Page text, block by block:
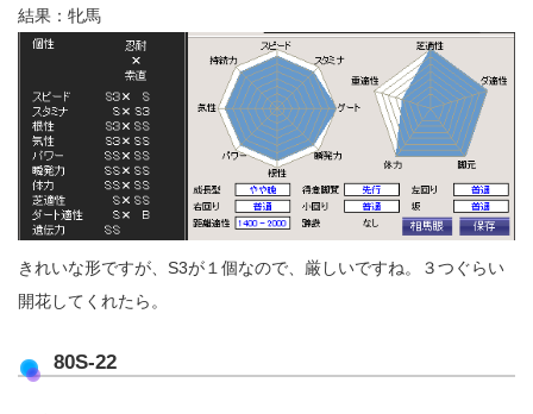
結果：牝馬
きれいな形ですが、S3が１個なので、厳しいですね。３つぐらい
開花してくれたら。
80S-22